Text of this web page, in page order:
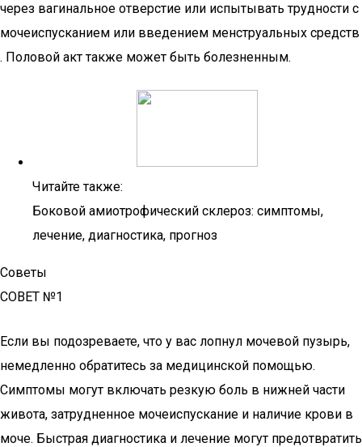
через вагинальное отверстие или испытывать трудности с
мочеиспусканием или введением менструальных средств
. Половой акт также может быть болезненным.
Читайте также:
Боковой амиотрофический склероз: симптомы,
лечение, диагностика, прогноз
Советы
СОВЕТ №1
Если вы подозреваете, что у вас лопнул мочевой пузырь,
немедленно обратитесь за медицинской помощью.
Симптомы могут включать резкую боль в нижней части
живота, затрудненное мочеиспускание и наличие крови в
моче. Быстрая диагностика и лечение могут предотвратить